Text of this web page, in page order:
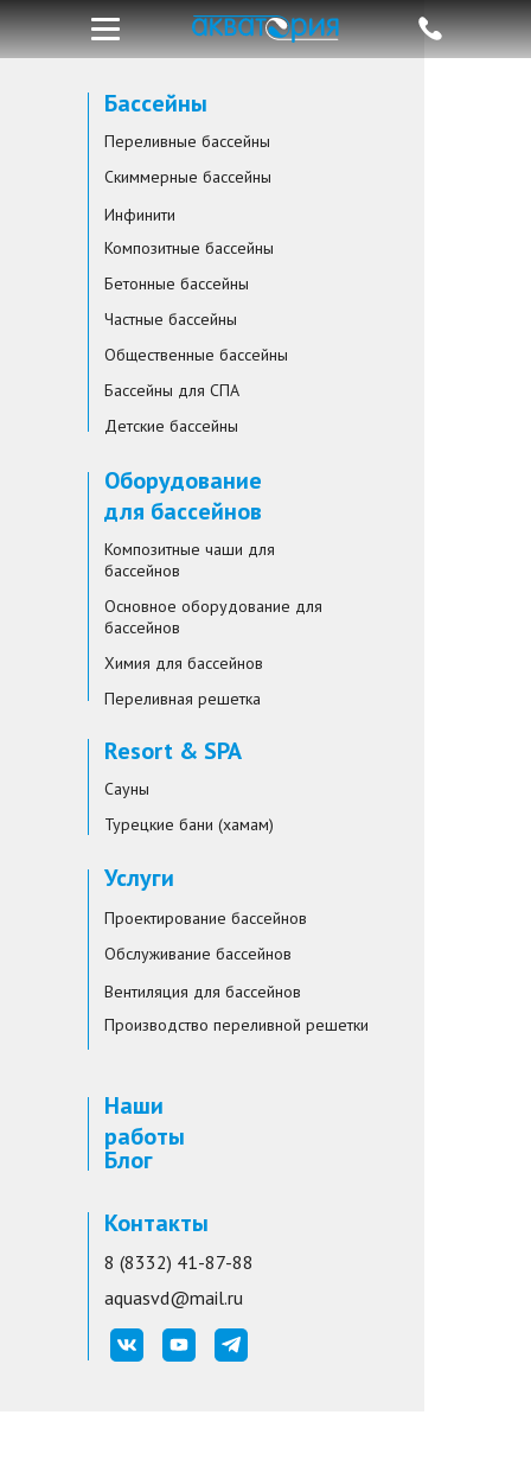
Бассейны
Переливные бассейны
Скиммерные бассейны
Инфинити
Композитные бассейны
Бетонные бассейны
Частные бассейны
Общественные бассейны
Бассейны для СПА
Детские бассейны
Оборудование
для бассейнов
Композитные чаши для
бассейнов
Основное оборудование для
бассейнов
Химия для бассейнов
Переливная решетка
Resort & SPA
Сауны
Турецкие бани (хамам)
Услуги
Проектирование бассейнов
Обслуживание бассейнов
Вентиляция для бассейнов
Производство переливной решетки
Наши
работы
Блог
Контакты
8 (8332) 41-87-88
aquasvd@mail.ru